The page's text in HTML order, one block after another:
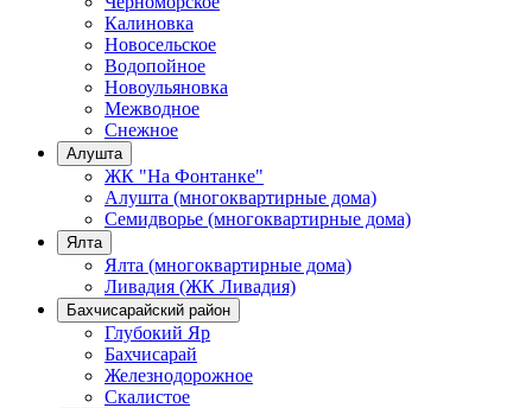
Калиновка
Новосельское
Водопойное
Новоульяновка
Межводное
Снежное
Алушта
ЖК "На Фонтанке"
Алушта (многоквартирные дома)
Семидворье (многоквартирные дома)
Ялта
Ялта (многоквартирные дома)
Ливадия (ЖК Ливадия)
Бахчисарайский район
Глубокий Яр
Бахчисарай
Железнодорожное
Скалистое